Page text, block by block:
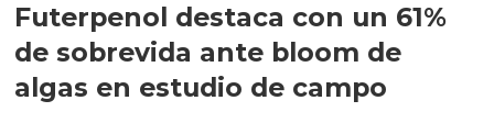
Futerpenol destaca con un 61%
de sobrevida ante bloom de
algas en estudio de campo